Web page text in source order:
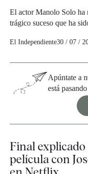
El actor Manolo Solo ha
trágico suceso que ha
El Independiente30 / 07 /
Apúntate a
está pasando
Final explicado
película con